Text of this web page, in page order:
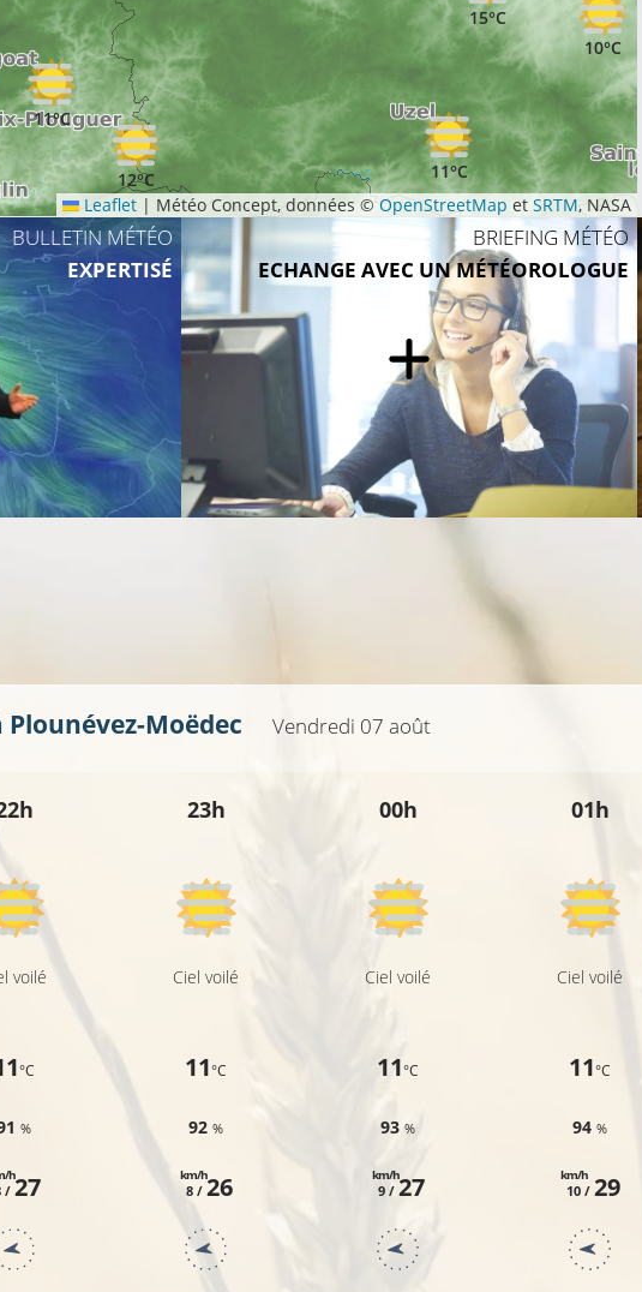
13°C
16°C
12°C
11°C
10°C
15°C
11°C
Leaflet | Météo Concept, données © OpenStreetMap et SRTM, NASA
BULLETIN MÉTÉO
EXPERTISÉ
BRIEFING MÉTÉO
ECHANGE AVEC UN MÉTÉOROLOGUE
Plounévez-Moëdec Vendredi 07 août
voilé
°C
%
/
h27
23h
Ciel voilé
11°C
92%
8 /
km/h26
00h
Ciel voilé
11°C
93%
9 /
km/h27
01h
Ciel voilé
11°C
94%
10 /
km/h 29